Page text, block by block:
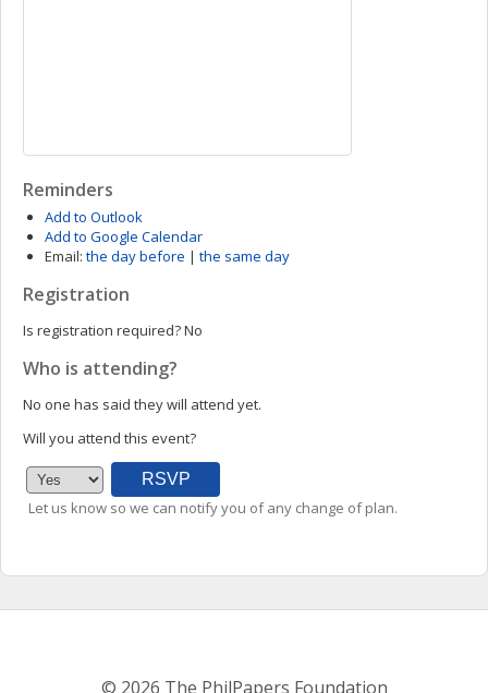
Reminders
Add to Outlook
Add to Google Calendar
Email: the day before | the same day
Registration
Is registration required?No
Who is attending?
No one has said they will attend yet.
Will you attend this event?
Let us know so we can notify you of any change of plan.
© 2026 The PhilPapers Foundation